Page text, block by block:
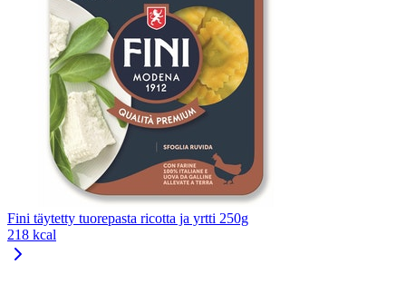
Fini täytetty tuorepasta ricotta ja yrtti 250g
218 kcal